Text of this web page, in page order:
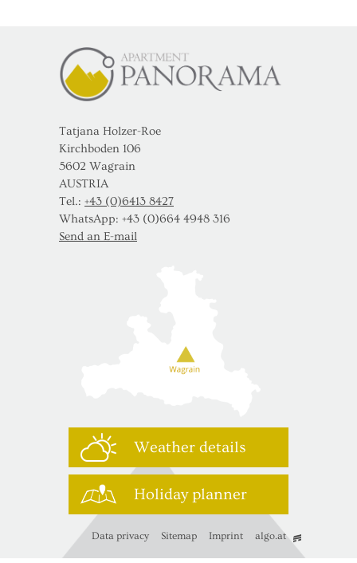
Tatjana Holzer-Roe
Kirchboden 106
5602 Wagrain
AUSTRIA
Tel.: +43 (0)6413 8427
WhatsApp: +43 (0)664 4948 316
Send an E-mail
Weather details
Holiday planner
algo.at
Imprint
Sitemap
Data privacy